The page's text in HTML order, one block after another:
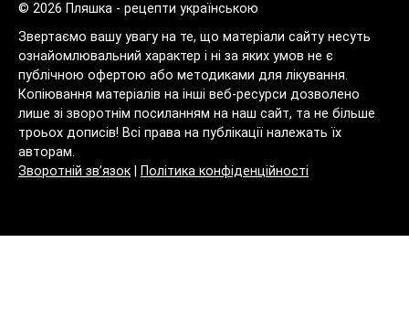
© 2026 Пляшка - рецепти українською
Звертаємо вашу увагу на те, що матеріали сайту несуть
ознайомлювальний характер і ні за яких умов не є
публічною офертою або методиками для лікування.
Копіювання матеріалів на інші веб-ресурси дозволено
лише зі зворотнім посиланням на наш сайт, та не більше
троьох дописів! Всі права на публікації належать їх
авторам.
Зворотній зв’язок
Політика конфіденційності